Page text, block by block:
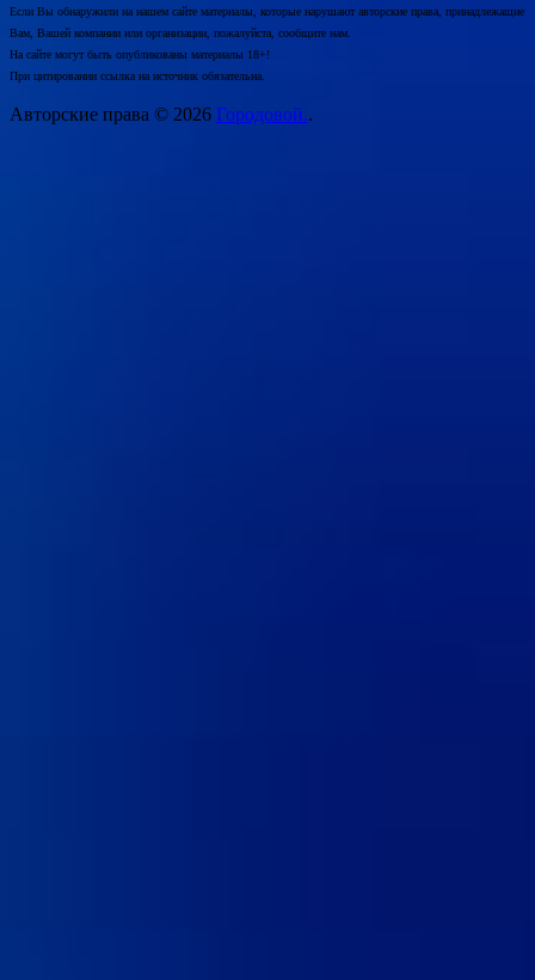
Если Вы обнаружили на нашем сайте материалы, которые нарушают авторские права, принадлежащие
Вам, Вашей компании или организации, пожалуйста, сообщите нам.
На сайте могут быть опубликованы материалы 18+!
При цитировании ссылка на источник обязательна.
Авторские права © 2026 Городовой..